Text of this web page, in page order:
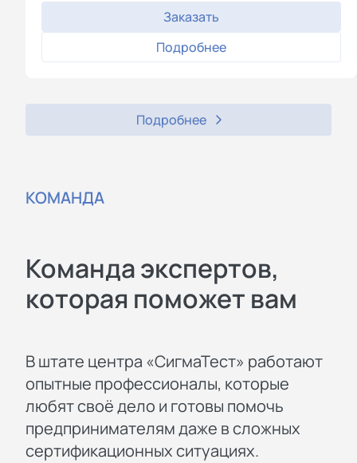
Заказать
Подробнее
Подробнее
КОМАНДА
Команда экспертов,
которая поможет вам
В штате центра «СигмаТест» работают
опытные профессионалы, которые
любят своё дело и готовы помочь
предпринимателям даже в сложных
сертификационных ситуациях.